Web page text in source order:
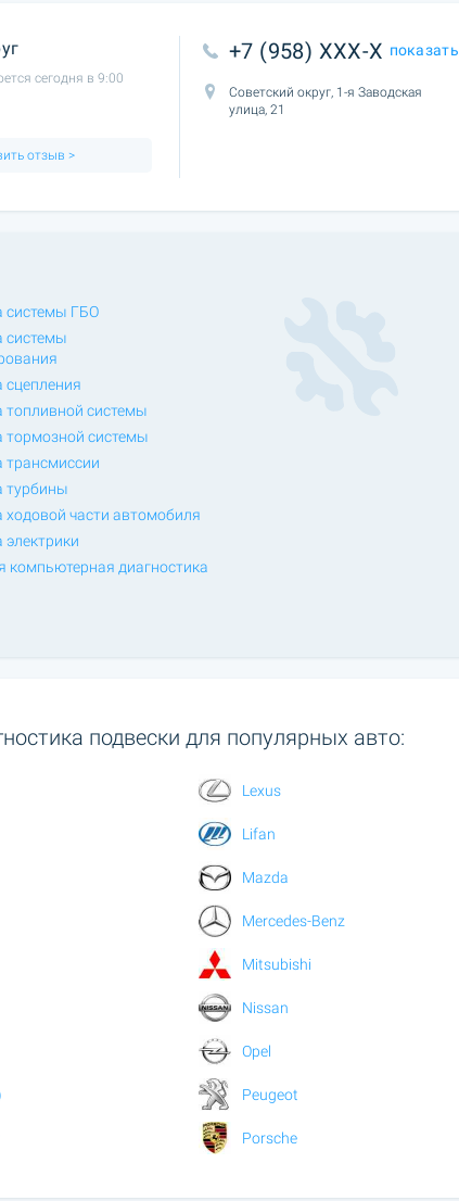
сегодня в 9:00
отзыв >
+7 (958) XXX-X показать
Советский округ, 1-я Заводская
улица, 21
системы ГБО
системы
сцепления
топливной системы
тормозной системы
трансмиссии
турбины
ходовой части автомобиля
электрики
компьютерная диагностика
подвески для популярных авто:
Lexus
Lifan
Mazda
Mercedes-Benz
Mitsubishi
Nissan
Opel
Peugeot
Porsche